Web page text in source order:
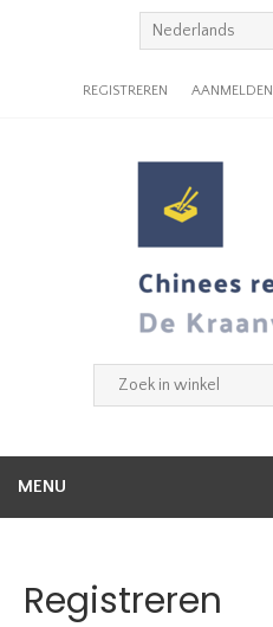
REGISTREREN AANMELDEN
MENU
Registreren